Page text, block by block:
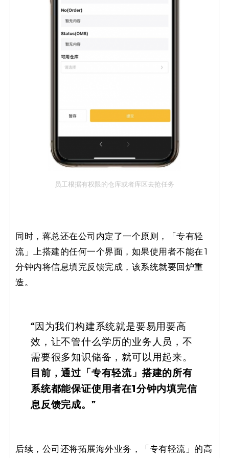
员工根据有权限的仓库或者库区去抢任务
同时，蒋总还在公司内定了一个原则，「专有轻
流」上搭建的任何一个界面，如果使用者不能在1
分钟内将信息填完反馈完成，该系统就要回炉重
造。
“因为我们构建系统就是要易用要高
效，让不管什么学历的业务人员，不
需要很多知识储备，就可以用起来。
目前，通过「专有轻流」搭建的所有
系统都能保证使用者在1分钟内填完信
息反馈完成。”
后续，公司还将拓展海外业务，「专有轻流」的高